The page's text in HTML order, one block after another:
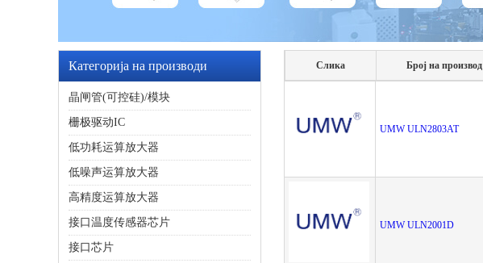
Категорија на производи
晶闸管(可控硅)/模块
栅极驱动IC
低功耗运算放大器
低噪声运算放大器
高精度运算放大器
接口温度传感器芯片
接口芯片
Слика Број на производ
UMW ULN2803AT
UMW ULN2001D